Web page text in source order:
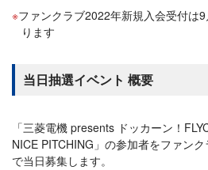
ファンクラブ2022年新規入会受付は
ります
当日抽選イベント 概要
「三菱電機 presents ドッカーン！
NICE PITCHING」の参加者をファン
で当日募集します。